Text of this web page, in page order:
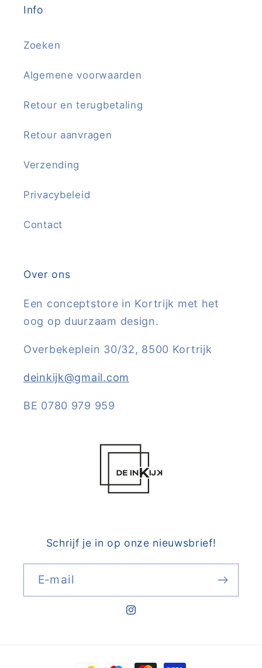
Info
Zoeken
Algemene voorwaarden
Retour en terugbetaling
Retour aanvragen
Verzending
Privacybeleid
Contact
Over ons
Een conceptstore in Kortrijk met het
oog op duurzaam design.
Overbekeplein 30/32, 8500 Kortrijk
deinkijk@gmail.com
BE 0780 979 959
Schrijf je in op onze nieuwsbrief!
E‑mail
Instagram
Betaalmethoden